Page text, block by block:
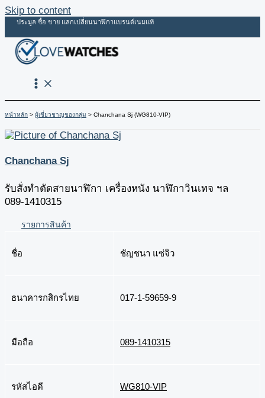
Skip to content
ประมูล ซื้อ ขาย แลกเปลี่ยนนาฬิกาแบรนด์เนมแท้
หน้าหลัก ผู้เชี่ยวชาญของกลุ่ม Chanchana Sj (WG810-VIP)
Chanchana Sj
รับสั่งทำตัดสายนาฬิกา เครื่องหนัง นาฬิกาวินเทจ ฯล
089-1410315
รายการสินค้า
ชื่อ ชัญชนา แซ่จิว
ธนาคารกสิกรไทย 017-1-59659-9
มือถือ 089-1410315
รหัสไอดี WG810-VIP